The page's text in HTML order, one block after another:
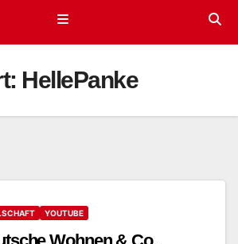
HellePanke
YOUTUBE